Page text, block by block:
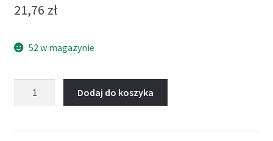
21,76 zł
52 w magazynie
Dodaj do koszyka